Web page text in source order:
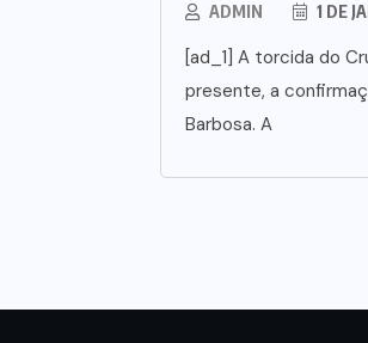
ADMIN 1 DE
[ad_1] A torcida do
presente, a
Barbosa. A